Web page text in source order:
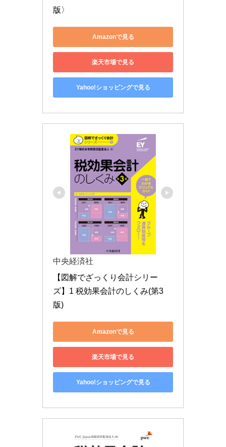
版〉
Amazonで見る
楽天市場で見る
Yahoo!ショッピングで見る
中央経済社
【図解でざっくり会計シリー
ズ】1 税効果会計のしくみ(第3
版)
Amazonで見る
楽天市場で見る
Yahoo!ショッピングで見る